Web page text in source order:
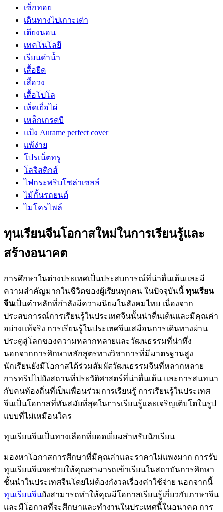
เซ็กทอย
เดินทางไปเกาะเต่า
เตียงนอน
เทคโนโลยี
เรียนดำน้ำ
เสื้อยืด
เสื้อวง
เสื้อโปโล
เห็ดเยื่อไผ่
เหล็กเกรดบี
แป้ง Aurame perfect cover
แพ้ง่าย
โปรเน็ตทรู
โลจิสติกส์
ไฟกระพริบโซล่าเซลล์
ไม้กั้นรถยนต์
ไมโครไพล์
ทุนเรียนจีนโอกาสใหม่ในการเรียนรู้และ
สร้างอนาคต
การศึกษาในต่างประเทศเป็นประสบการณ์ที่น่าตื่นเต้นและมี
ความสำคัญมากในชีวิตของผู้เรียนทุกคน ในปัจจุบันนี้ ทุนเรียน
จีนเป็นคำหลักที่กำลังมีความนิยมในสังคมไทย เนื่องจาก
ประสบการณ์การเรียนรู้ในประเทศจีนนั้นน่าตื่นเต้นและมีคุณค่า
อย่างแท้จริง การเรียนรู้ในประเทศจีนเสมือนการเดินทางผ่าน
ประตูสู่โลกของความหลากหลายและวัฒนธรรมที่น่าทึ่ง
นอกจากการศึกษาหลักสูตรทางวิชาการที่มีมาตรฐานสูง
นักเรียนยังมีโอกาสได้ร่วมสัมผัสวัฒนธรรมจีนที่หลากหลาย
การทริปไปยังสถานที่ประวัติศาสตร์ที่น่าตื่นเต้น และการสนทนา
กับคนท้องถิ่นที่เป็นเพื่อนร่วมการเรียนรู้ การเรียนรู้ในประเทศ
จีนเป็นโอกาสที่ทันสมัยที่สุดในการเรียนรู้และเจริญเติบโตในรูป
แบบที่ไม่เหมือนใคร
ทุนเรียนจีนเป็นทางเลือกที่ยอดเยี่ยมสำหรับนักเรียน
มองหาโอกาสการศึกษาที่มีคุณค่าและราคาไม่แพงมาก การรับ
ทุนเรียนจีนจะช่วยให้คุณสามารถเข้าเรียนในสถาบันการศึกษา
ชั้นนำในประเทศจีนโดยไม่ต้องกังวลเรื่องค่าใช้จ่าย นอกจากนี้
ทุนเรียนจีนยังสามารถทำให้คุณมีโอกาสเรียนรู้เกี่ยวกับภาษาจีน
และมีโอกาสที่จะศึกษาและทำงานในประเทศนี้ในอนาคต การ